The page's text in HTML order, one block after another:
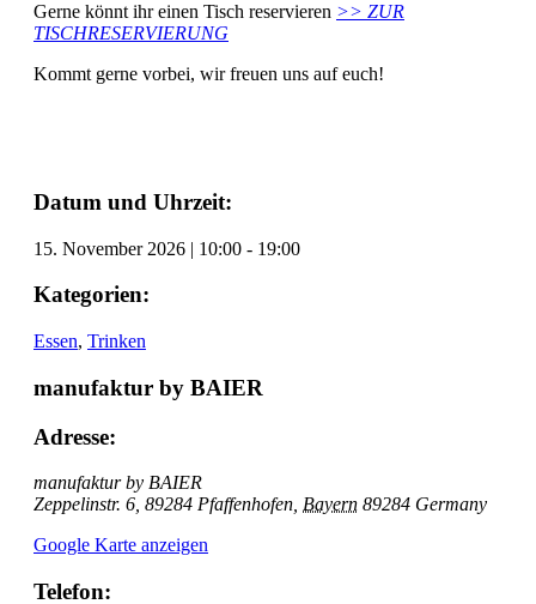
Gerne könnt ihr einen Tisch reservieren >> ZUR
TISCHRESERVIERUNG
Kommt gerne vorbei, wir freuen uns auf euch!
Datum und Uhrzeit:
15. November 2026 | 10:00 - 19:00
Kategorien:
Essen, Trinken
manufaktur by BAIER
Adresse:
manufaktur by BAIER
Zeppelinstr. 6, 89284 Pfaffenhofen Bayern 89284 Germany
Google Karte anzeigen
Telefon: